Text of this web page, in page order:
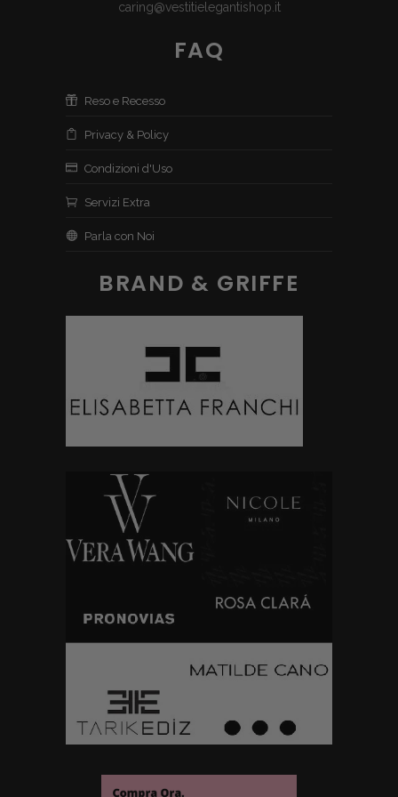
caring@vestitielegantishop.it
FAQ
Reso e Recesso
Privacy & Policy
Condizioni d'Uso
Servizi Extra
Parla con Noi
BRAND & GRIFFE